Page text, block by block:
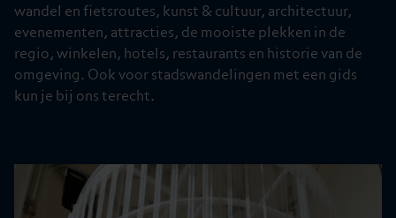
wandel en fietsroutes, kunst & cultuur, architectuur,
evenementen, attracties, de mooiste plekken in de
regio, winkelen, hotels, restaurants en historie van de
omgeving. Ook voor stadswandelingen met een gids
kun je bij ons terecht.